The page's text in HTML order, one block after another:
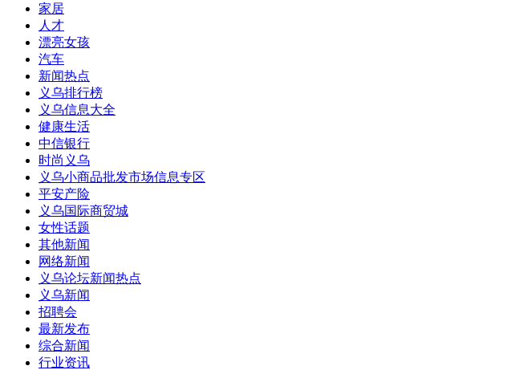
家居
人才
漂亮女孩
汽车
新闻热点
义乌排行榜
义乌信息大全
健康生活
中信银行
时尚义乌
义乌小商品批发市场信息专区
平安产险
义乌国际商贸城
女性话题
其他新闻
网络新闻
义乌论坛新闻热点
义乌新闻
招聘会
最新发布
综合新闻
行业资讯